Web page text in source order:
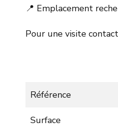
📍 Emplacement
Pour une visite
Référence
Surface